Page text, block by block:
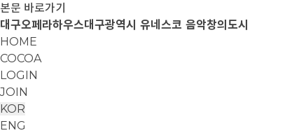
본문 바로가기
대구오페라하우스대구광역시 유네스코 음악창의도시
HOME
COCOA
LOGIN
JOIN
KOR
ENG